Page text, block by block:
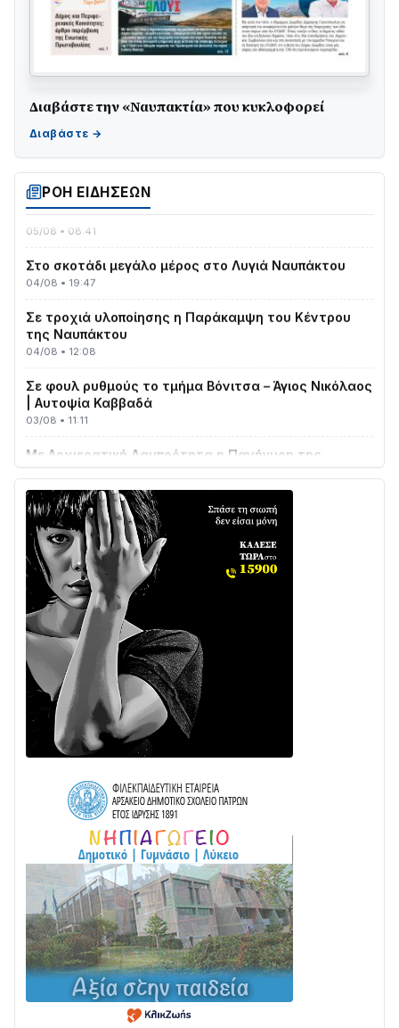
Διαβάστε την «Ναυπακτία» που κυκλοφορεί
ΡΟΗ ΕΙΔΗΣΕΩΝ
Γιορτή της Τράτας 2026 | Ερατεινή Δωρίδας:
Παράδοση, Χορός & Γλέντι!
08/08 • 12:01
ΤΟ ΠΑΡΤΥ ΣΥΝΕΧΙΖΕΤΑΙ…
05/08 • 08:41
04/08 • 19:47
της Ναυπάκτου
04/08 • 12:08
| Αυτοψία Καββαδά
03/08 • 11:11
Μεταμορφώσεως του Σωτήρος στο Γολέμι
03/08 • 07:45
Ενισχύεται η Πολιτική Προστασία στο Δήμο Αγρινίου
με δύο νέα υδροφόρα οχήματα
02/08 • 18:26
Διαβάστε την «Ναυπακτία» που κυκλοφορεί
31/07 • 08:16
Δωρίδα για Όλους: «Καμία εκχώρηση των νερών
στην ΕΥΔΑΠ»
28/07 • 21:46
Διαβάστε την «Ναυπακτία» που κυκλοφορεί
24/07 • 11:31
Γιορτή της Τράτας 2026 | Ερατεινή Δωρίδας:
Παράδοση, Χορός & Γλέντι!
08/08 • 12:01
ΤΟ ΠΑΡΤΥ ΣΥΝΕΧΙΖΕΤΑΙ…
05/08 • 08:41
Στο σκοτάδι μεγάλο μέρος στο Λυγιά Ναυπάκτου
04/08 • 19:47
Σε τροχιά υλοποίησης η Παράκαμψη του Κέντρου
της Ναυπάκτου
04/08 • 12:08
Σε φουλ ρυθμούς το τμήμα Βόνιτσα – Άγιος Νικόλαος
| Αυτοψία Καββαδά